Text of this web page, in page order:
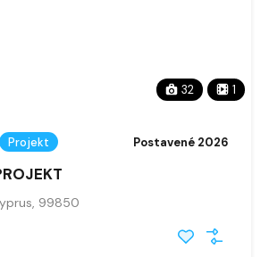
32 1
Projekt Postavené 2026
99850